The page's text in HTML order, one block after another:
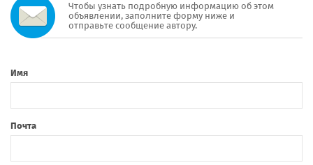
Чтобы узнать подробную информацию об этом
объявлении, заполните форму ниже и
отправьте сообщение автору.
Имя
Почта